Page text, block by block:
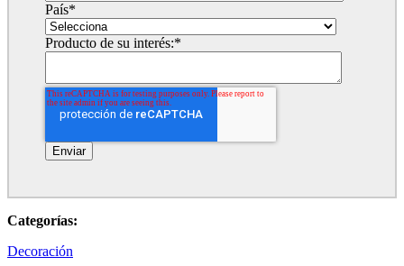
País*
Producto de su interés:*
Categorías:
Decoración